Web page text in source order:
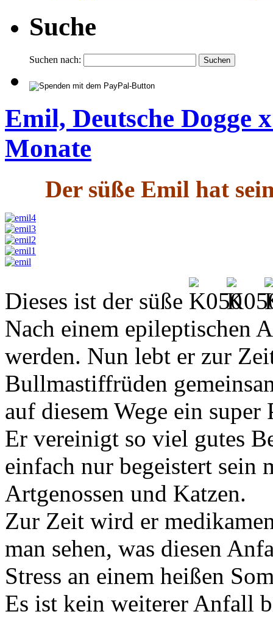
Suche
Suchen nach:
Emil, Deutsche Dogge
Monate
Der süße Emil hat
Dieses ist der süße
Nach einem epileptischen
werden. Nun lebt er zur
Bullmastiffrüden
auf diesem Wege ein
Er vereinigt so viel gutes
einfach nur begeistert sein
Artgenossen und Katzen.
Zur Zeit wird er
man sehen, was diesen
Stress an einem heißen
Es ist kein weiterer Anfall